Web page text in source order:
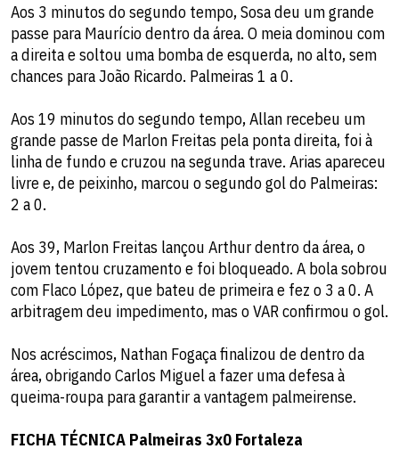
Aos 3 minutos do segundo tempo, Sosa deu um grande
passe para Maurício dentro da área. O meia dominou com
a direita e soltou uma bomba de esquerda, no alto, sem
chances para João Ricardo. Palmeiras 1 a 0.
Aos 19 minutos do segundo tempo, Allan recebeu um
grande passe de Marlon Freitas pela ponta direita, foi à
linha de fundo e cruzou na segunda trave. Arias apareceu
livre e, de peixinho, marcou o segundo gol do Palmeiras:
2 a 0.
Aos 39, Marlon Freitas lançou Arthur dentro da área, o
jovem tentou cruzamento e foi bloqueado. A bola sobrou
com Flaco López, que bateu de primeira e fez o 3 a 0. A
arbitragem deu impedimento, mas o VAR confirmou o gol.
Nos acréscimos, Nathan Fogaça finalizou de dentro da
área, obrigando Carlos Miguel a fazer uma defesa à
queima-roupa para garantir a vantagem palmeirense.
FICHA TÉCNICA Palmeiras 3x0 Fortaleza